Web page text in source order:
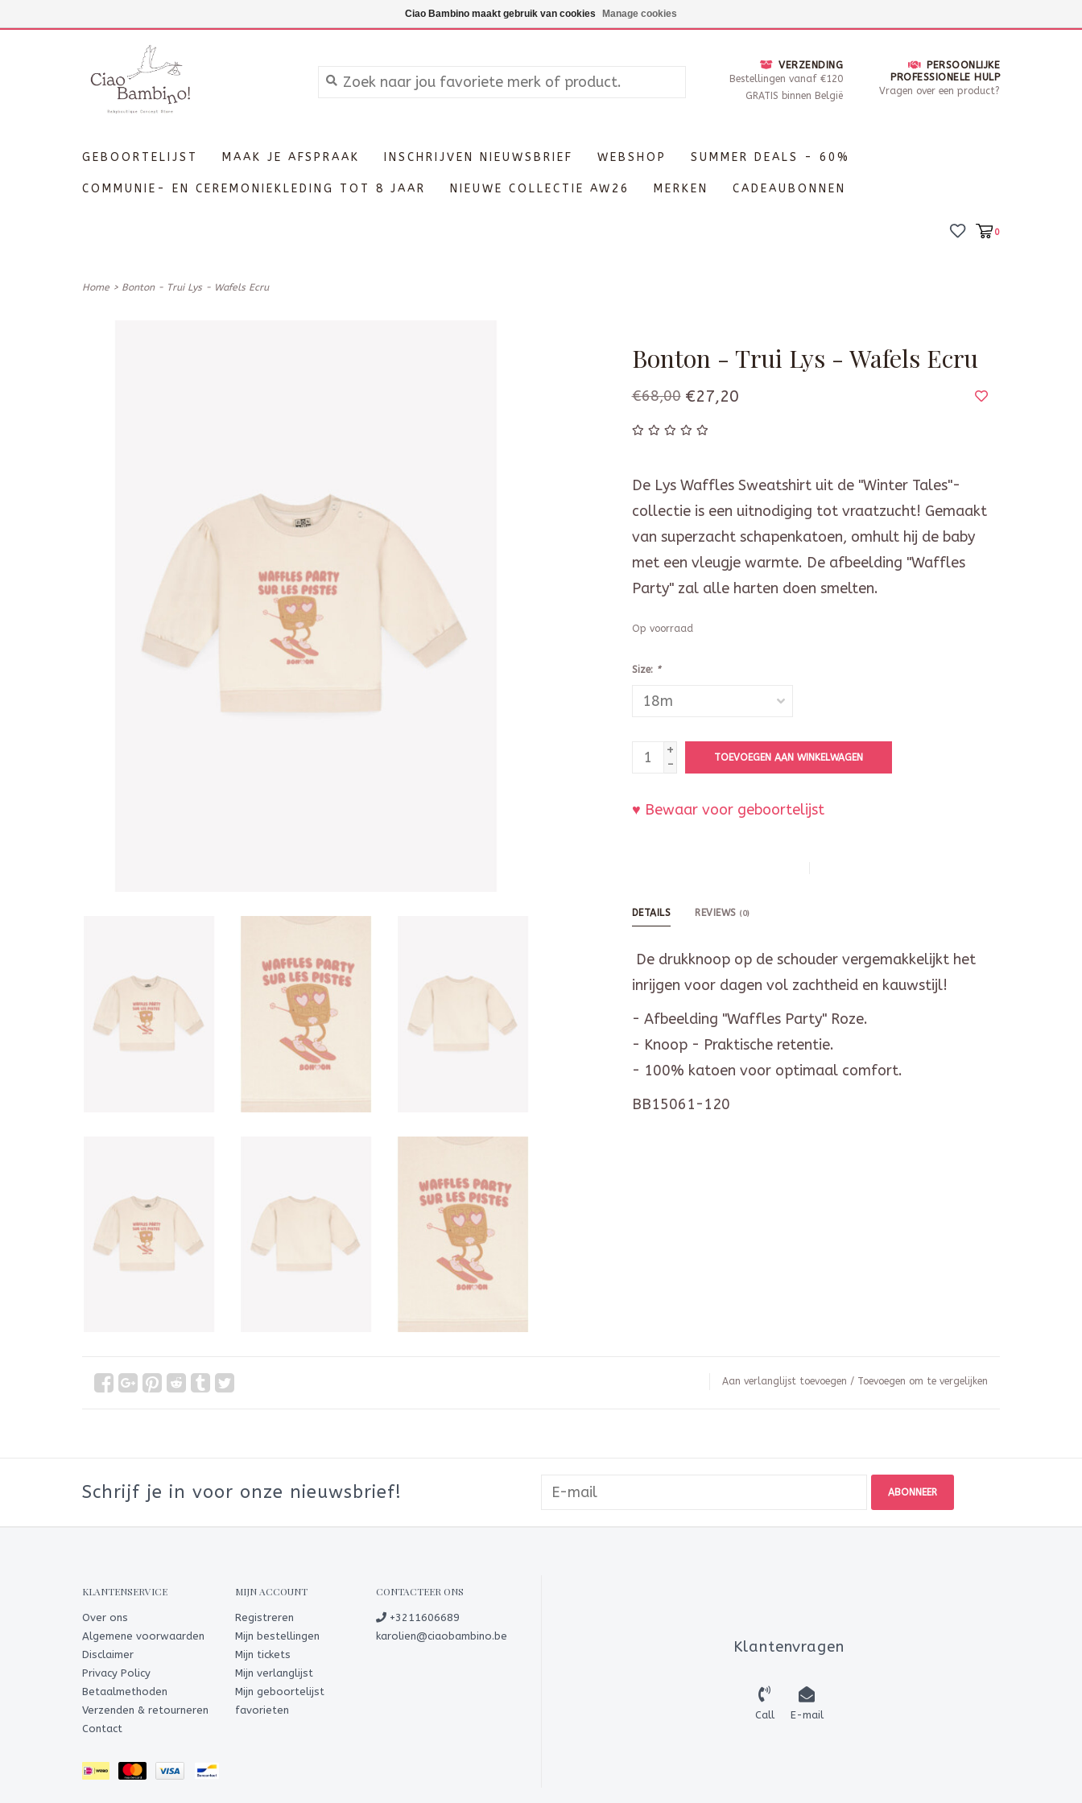
Maandag enkel op afspraak, Dinsdag - Zaterdag open van 10 - 17u30
VERZENDING
Bestellingen vanaf €120
GRATIS binnen België
PERSOONLIJKE
PROFESSIONELE HULP
Vragen over een product?
GEBOORTELIJST MAAK JE AFSPRAAK INSCHRIJVEN NIEUWSBRIEF WEBSHOP SUMMER DEALS - 60%
COMMUNIE- EN CEREMONIEKLEDING TOT 8 JAAR NIEUWE COLLECTIE AW26 MERKEN CADEAUBONNEN
0
Home > Bonton - Trui Lys - Wafels Ecru
Bonton - Trui Lys - Wafels Ecru
€68,00 €27,20
De Lys Waffles Sweatshirt uit de "Winter Tales"-
collectie is een uitnodiging tot vraatzucht! Gemaakt
van superzacht schapenkatoen, omhult hij de baby
met een vleugje warmte. De afbeelding "Waffles
Party" zal alle harten doen smelten.
Op voorraad
Size: *
+
-
TOEVOEGEN AAN WINKELWAGEN
♥ Bewaar voor geboortelijst
DETAILS REVIEWS (0)
De drukknoop op de schouder vergemakkelijkt het
inrijgen voor dagen vol zachtheid en kauwstijl!
- Afbeelding "Waffles Party" Roze.
- Knoop - Praktische retentie.
- 100% katoen voor optimaal comfort.
BB15061-120
Aan verlanglijst toevoegen / Toevoegen om te vergelijken
Schrijf je in voor onze nieuwsbrief! ABONNEER
KLANTENSERVICE
Over ons
Algemene voorwaarden
Disclaimer
Privacy Policy
Betaalmethoden
Verzenden & retourneren
Contact
MIJN ACCOUNT
Registreren
Mijn bestellingen
Mijn tickets
Mijn verlanglijst
Mijn geboortelijst
favorieten
CONTACTEER ONS
+3211606689
karolien@ciaobambino.be
Klantenvragen
Call E-mail
Ciao Bambino maakt gebruik van cookies Manage cookies